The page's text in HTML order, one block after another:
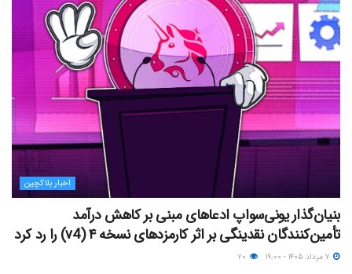
اخبار بلاکچین
بنیان‌گذار یونی‌سواپ ادعاهای مبنی بر کاهش درآمد
تأمین‌کنندگان نقدینگی بر اثر کارمزدهای نسخه ۴ (v4) را رد کرد